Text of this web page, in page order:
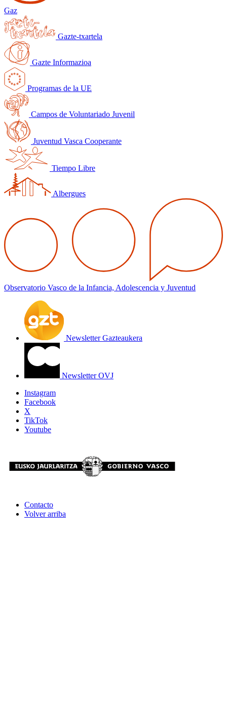
Gaz
Gazte-txartela
Gazte Informazioa
Programas de la UE
Campos de Voluntariado Juvenil
Juventud Vasca Cooperante
Tiempo Libre
Albergues
Observatorio Vasco de la Infancia, Adolescencia y Juventud
Newsletter Gazteaukera
Newsletter OVJ
Instagram
Facebook
X
TikTok
Youtube
Contacto
Volver arriba